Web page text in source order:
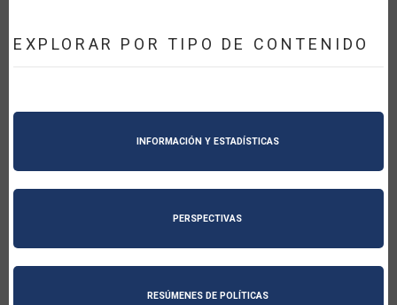
EXPLORAR POR TIPO DE CONTENIDO
INFORMACIÓN Y ESTADÍSTICAS
PERSPECTIVAS
RESÚMENES DE POLÍTICAS